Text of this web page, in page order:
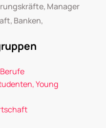
Manager
Banken,
Young